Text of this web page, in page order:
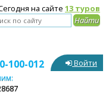
на сайте 13 туров
100-012 Войти